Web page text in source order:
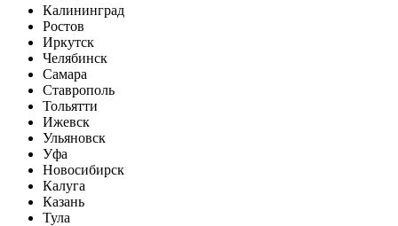
Калининград
Ростов
Иркутск
Челябинск
Самара
Ставрополь
Тольятти
Ижевск
Ульяновск
Уфа
Новосибирск
Калуга
Казань
Тула